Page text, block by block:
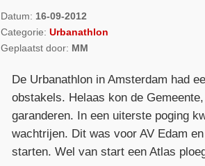
Datum: 16-09-2012
Categorie: Urbanathlon
Geplaatst door: MM
De Urbanathlon in Amsterdam had
obstakels. Helaas kon de
garanderen. In een uiterste poging
wachtrijen. Dit was voor AV Edam
starten. Wel van start een Atlas